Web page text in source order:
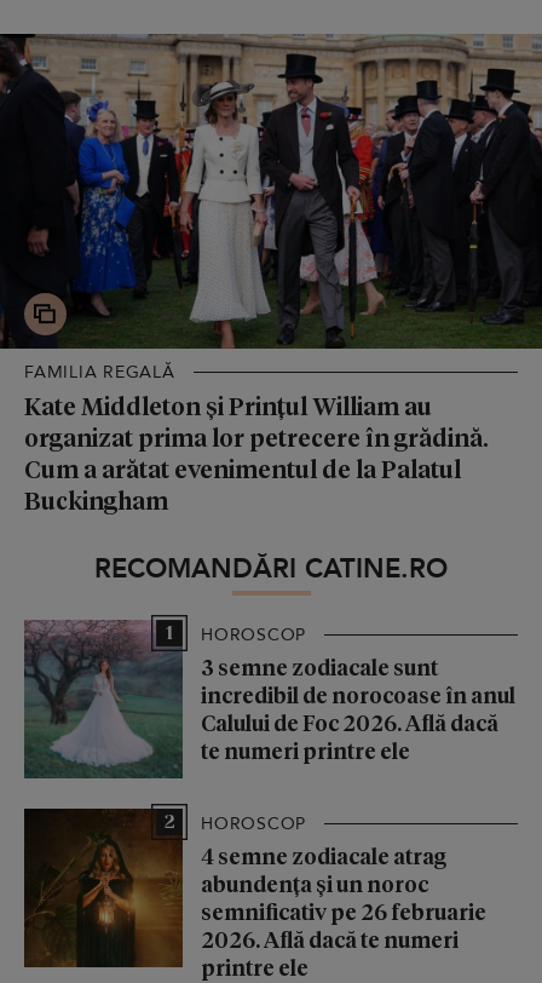
FAMILIA REGALĂ
Kate Middleton și Prințul William au
organizat prima lor petrecere în grădină.
Cum a arătat evenimentul de la Palatul
Buckingham
RECOMANDĂRI CATINE.RO
1 HOROSCOP
3 semne zodiacale sunt
incredibil de norocoase în anul
Calului de Foc 2026. Află dacă
te numeri printre ele
2 HOROSCOP
4 semne zodiacale atrag
abundența și un noroc
semnificativ pe 26 februarie
2026. Află dacă te numeri
printre ele